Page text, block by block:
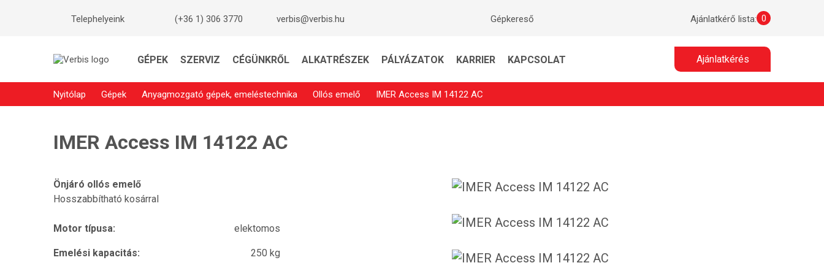
Telephelyeink (+36 1) 306 3770 verbis@verbis.hu Gépkereső Ajánlatkérő lista: 0
GÉPEK SZERVIZ CÉGÜNKRŐL ALKATRÉSZEK PÁLYÁZATOK KARRIER KAPCSOLAT Ajánlatkérés
Nyitólap Gépek Anyagmozgató gépek, emeléstechnika Ollós emelő IMER Access IM 14122 AC
IMER Access IM 14122 AC
Önjáró ollós emelő
Hosszabbítható kosárral
Motor típusa: elektomos
Emelési kapacitás: 250 kg